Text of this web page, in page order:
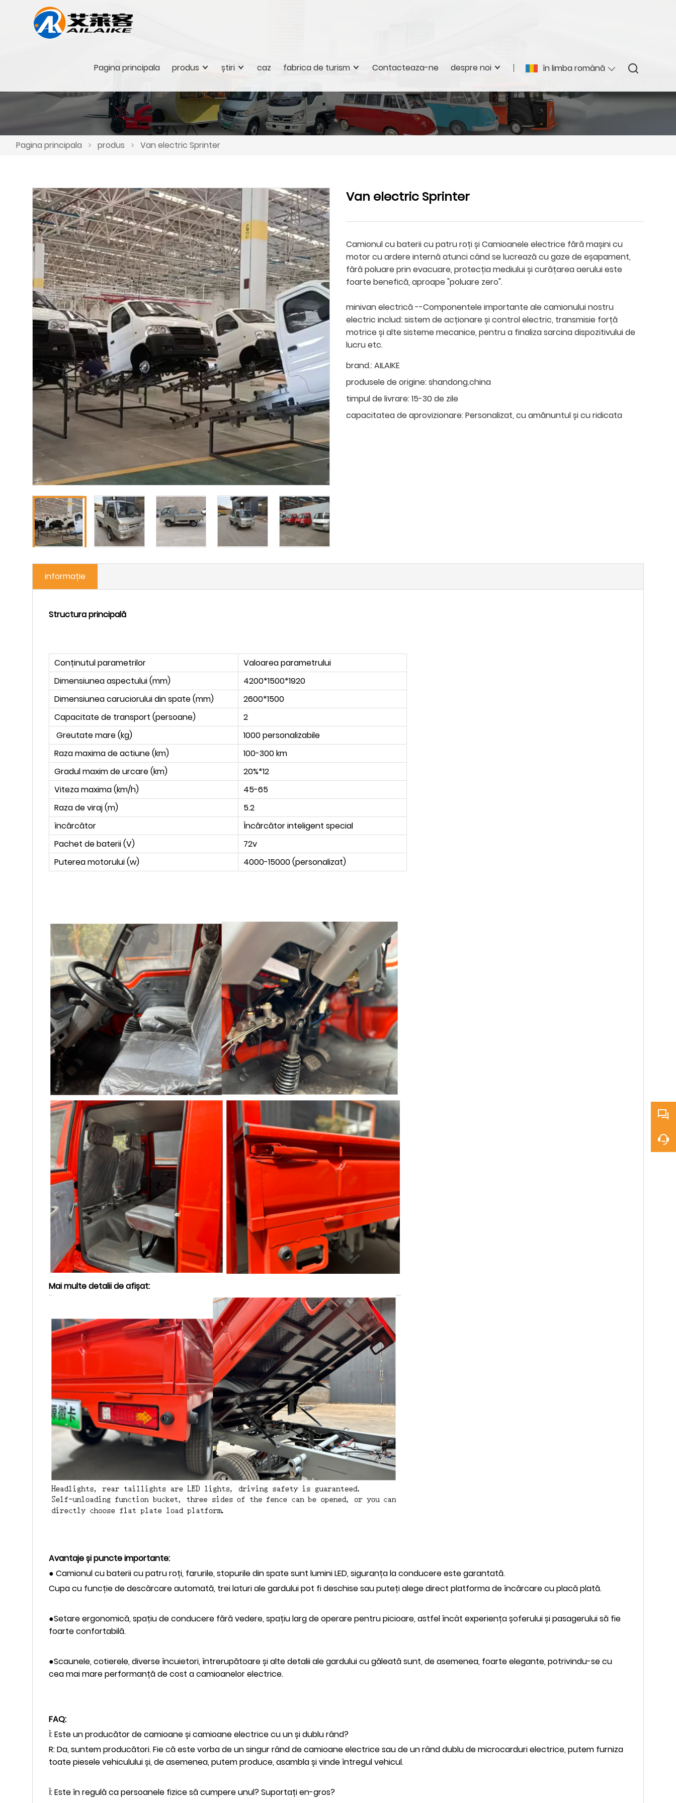
în limba română
Pagina principala produs știri caz fabrica de turism Contacteaza-ne despre noi
Pagina principala > produs > Van electric Sprinter
Van electric Sprinter
Camionul cu baterii cu patru roți și Camioanele electrice fără mașini cu
motor cu ardere internă atunci când se lucrează cu gaze de eșapament,
fără poluare prin evacuare, protecția mediului și curățarea aerului este
foarte benefică, aproape "poluare zero".
minivan electrică --Componentele importante ale camionului nostru
electric includ: sistem de acționare și control electric, transmisie forță
motrice și alte sisteme mecanice, pentru a finaliza sarcina dispozitivului de
lucru etc.
brand.:AILAIKE
produsele de origine:shandong.china
timpul de livrare:15-30 de zile
capacitatea de aprovizionare:Personalizat, cu amănuntul și cu ridicata
informație
Structura principală
Conținutul parametrilor
Valoarea parametrului
Dimensiunea aspectului (mm)
4200*1500*1920
Dimensiunea caruciorului din spate (mm)
2600*1500
Capacitate de transport (persoane)
2
Greutate mare (kg)
1000 personalizabile
Raza maxima de actiune (km)
100-300 km
Gradul maxim de urcare (km)
20%*12
Viteza maxima (km/h)
45-65
Raza de viraj (m)
5.2
încărcător
Încărcător inteligent special
Pachet de baterii (V)
72v
Puterea motorului (w)
4000-15000 (personalizat)
Mai multe detalii de afișat:
Avantaje și puncte importante:
● Camionul cu baterii cu patru roți, farurile, stopurile din spate sunt lumini LED, siguranța la conducere este garantată.
Cupa cu funcție de descărcare automată, trei laturi ale gardului pot fi deschise sau puteți alege direct platforma de încărcare cu placă plată.
●Setare ergonomică, spațiu de conducere fără vedere, spațiu larg de operare pentru picioare, astfel încât experiența șoferului și pasagerului să fie
foarte confortabilă.
●Scaunele, cotierele, diverse încuietori, întrerupătoare și alte detalii ale gardului cu găleată sunt, de asemenea, foarte elegante, potrivindu-se cu
cea mai mare performanță de cost a camioanelor electrice.
FAQ:
Î: Este un producător de camioane și camioane electrice cu un și dublu rând?
R: Da, suntem producători. Fie că este vorba de un singur rând de camioane electrice sau de un rând dublu de microcarduri electrice, putem furniza
toate piesele vehiculului și, de asemenea, putem produce, asambla și vinde întregul vehicul.
Î: Este în regulă ca persoanele fizice să cumpere unul? Suportați en-gros?